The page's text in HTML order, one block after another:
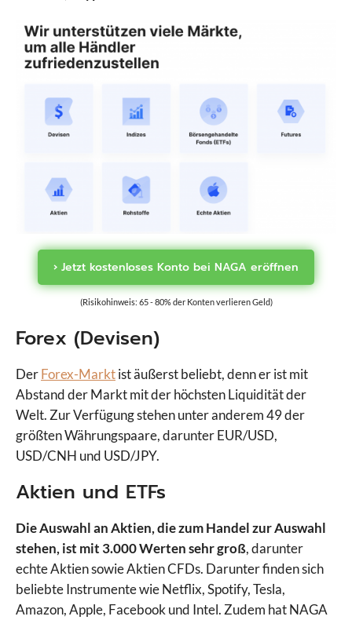
› Jetzt kostenloses Konto bei NAGA eröffnen
(Risikohinweis: 65 - 80% der Konten verlieren Geld)
Forex (Devisen)
DerForex-Marktist äußerst beliebt, denn er ist mit
Abstand der Markt mit der höchsten Liquidität der
Welt. Zur Verfügung stehen unter anderem 49 der
größten Währungspaare, darunter EUR/USD,
USD/CNH und USD/JPY.
Aktien und ETFs
Die Auswahl an Aktien, die zum Handel zur Auswahl
stehen, ist mit 3.000 Werten sehr groß, darunter
echte Aktien sowie Aktien CFDs. Darunter finden sich
beliebte Instrumente wie Netflix, Spotify, Tesla,
Amazon, Apple, Facebook und Intel. Zudem hat NAGA